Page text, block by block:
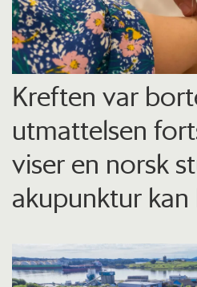
Kreften var
utmattelsen
viser en norsk
akupunktur kan